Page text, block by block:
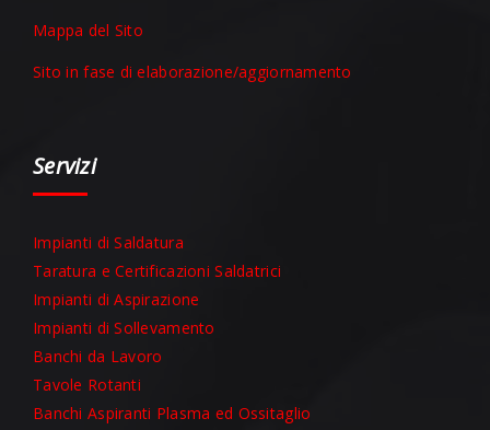
Mappa del Sito
Sito in fase di elaborazione/aggiornamento
Servizi
Impianti di Saldatura
Taratura e Certificazioni Saldatrici
Impianti di Aspirazione
Impianti di Sollevamento
Banchi da Lavoro
Tavole Rotanti
Banchi Aspiranti Plasma ed Ossitaglio